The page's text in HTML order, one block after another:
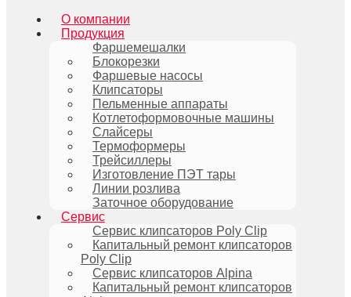
О компании
Продукция
Фаршемешалки
Блокорезки
Фаршевые насосы
Клипсаторы
Пельменные аппараты
Котлетоформовочные машины
Слайсеры
Термоформеры
Трейсиллеры
Изготовление ПЭТ тары
Линии розлива
Заточное оборудование
Сервис
Сервис клипсаторов Poly Clip
Капитальный ремонт клипсаторов
Poly Clip
Сервис клипсаторов Alpina
Капитальный ремонт клипсаторов